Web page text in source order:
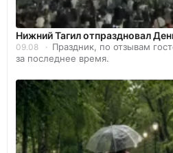
Нижний Тагил отпраздновал
09.08
Праздник, по отзывам
за последнее время.